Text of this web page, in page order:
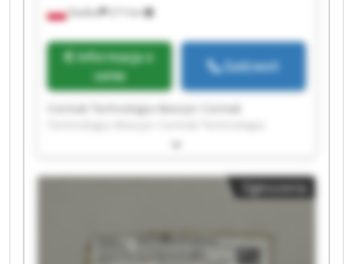
Siedlce 217 km
Informacja o
cenie
Zadzwoń
Cormak Technologia Maszyn Cormak
Maszyn Cormak Technologia Maszyn Cormak
Maszyn Cormak Technologia Maszyn Cormak
Technologia Maszyn Cormak Technologia
Maszyn Cormak Technologia Maszyn Cormak
Ogłoszenia